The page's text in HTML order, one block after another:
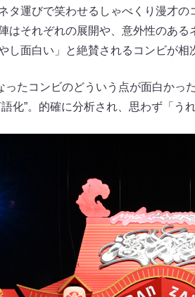
タ運びで笑わせるしゃべくり漫才
はそれぞれの展開や、意外性のあ
し面白い」と絶賛されるコンビが相
ったコンビのどういう点が面白かっ
化”。的確に分析され、思わず「